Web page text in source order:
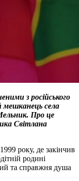
з російського
мешканець села
Про це
Світлана
року, де закінчив
родині
та справжня душа